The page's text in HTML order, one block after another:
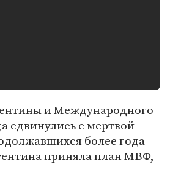
и Международного
сдвинулись с мертвой
более года
приняла план МВФ,